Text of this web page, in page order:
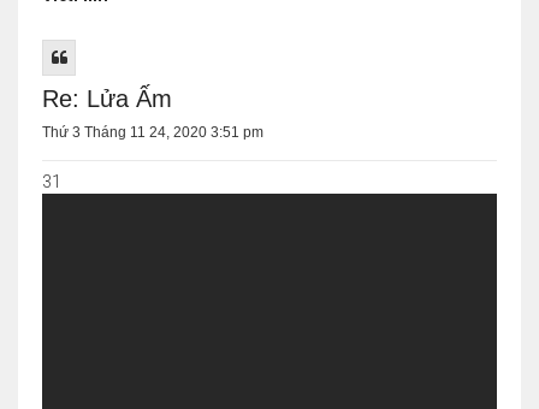
Re: Lửa Ấm
Thứ 3 Tháng 11 24, 2020 3:51 pm
31